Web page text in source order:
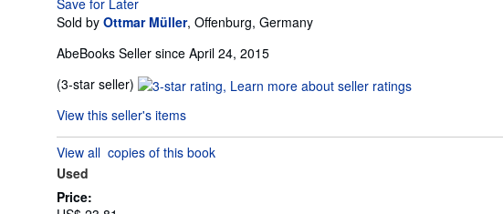
Sold by Ottmar Müller, Offenburg, Germany
AbeBooks Seller since April 24, 2015
(3-star seller) Seller
3
out
of
View this seller's items
View all copies of this book
Used
Price: